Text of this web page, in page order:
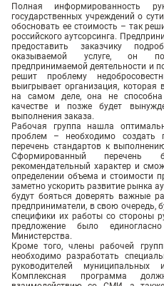
Полная информированность
государственных учреждений о
обосновать ее стоимость – так
российского аутсорсинга.
предоставить заказчику
оказываемой услуге, он
предпринимаемой деятельности и
решит проблему
выигрывает организация,
на самом деле, она не
качестве и позже будет
выполнения заказа.
Рабочая группа нашла
проблем – необходимо создать
перечень стандартов к
Сформированный перечень
рекомендательный характер и
определении объема и стоимости
заметно ускорить развитие рынка
будут бояться доверять важные
предприниматели, в свою очередь,
специфики их работы со стороны
предложение было
Министерства.
Кроме того, члены рабочей
необходимо разработать
руководителей муниципальных
Комплексная программа